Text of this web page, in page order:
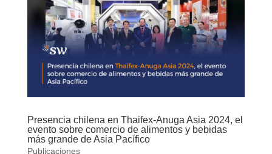
Presencia chilena en Thaifex-Anuga Asia 2024, el
evento sobre comercio de alimentos y bebidas
más grande de Asia Pacífico
Publicaciones